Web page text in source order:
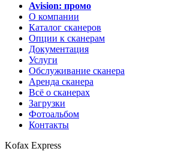
Avision: промо
О компании
Каталог сканеров
Опции к сканерам
Документация
Услуги
Обслуживание сканера
Аренда сканера
Всё о сканерах
Загрузки
Фотоальбом
Контакты
Kofax Express